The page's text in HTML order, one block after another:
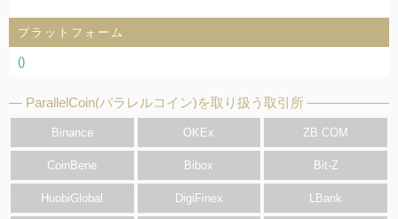
プラットフォーム
()
ParallelCoin(パラレルコイン)を取り扱う取引所
Binance OKEx ZB.COM
CoinBene Bibox Bit-Z
HuobiGlobal DigiFinex LBank